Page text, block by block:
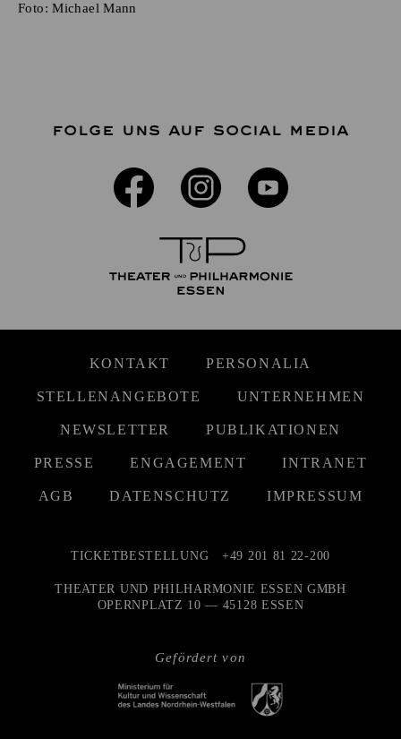
Foto: Michael Mann
FOLGE UNS AUF SOCIAL MEDIA
KONTAKT PERSONALIA
STELLENANGEBOTE UNTERNEHMEN
NEWSLETTER PUBLIKATIONEN
PRESSE ENGAGEMENT INTRANET
AGB DATENSCHUTZ IMPRESSUM
Gefördert von
TICKETBESTELLUNG +49 201 81 22-200
THEATER UND PHILHARMONIE ESSEN GMBH
OPERNPLATZ 10 — 45128 ESSEN